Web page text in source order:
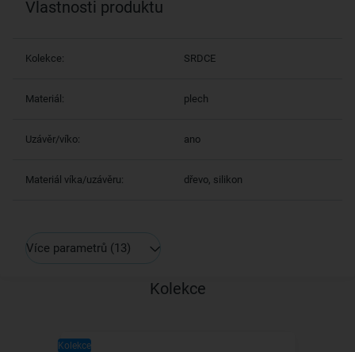
Vlastnosti produktu
Kolekce: SRDCE
Materiál: plech
Uzávěr/víko: ano
Materiál víka/uzávěru: dřevo, silikon
Více parametrů (13)
Kolekce
Kolekce